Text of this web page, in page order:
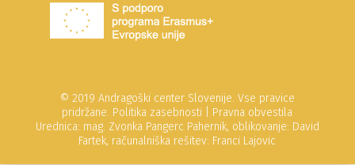
© 2019 Andragoški center Slovenije. Vse pravice
pridržane. Politika zasebnosti
Pravna obvestila
Urednica: mag. Zvonka Pangerc Pahernik, oblikovanje: David
Fartek, računalniška rešitev: Franci Lajovic